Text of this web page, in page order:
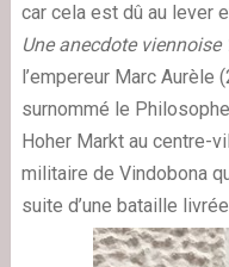
car cela est dû au lever
Une anecdote viennoise
l’empereur Marc Aurèle
surnommé le
Hoher Markt au centre-
militaire de Vindobona
suite d’une bataille